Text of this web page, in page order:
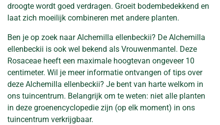
droogte wordt goed verdragen. Groeit bodembedekkend en
laat zich moeilijk combineren met andere planten.
Ben je op zoek naar Alchemilla ellenbeckii? De Alchemilla
ellenbeckii is ook wel bekend als Vrouwenmantel. Deze
Rosaceae heeft een maximale hoogtevan ongeveer 10
centimeter. Wil je meer informatie ontvangen of tips over
deze Alchemilla ellenbeckii? Je bent van harte welkom in
ons tuincentrum. Belangrijk om te weten: niet alle planten
in deze groenencyclopedie zijn (op elk moment) in ons
tuincentrum verkrijgbaar.